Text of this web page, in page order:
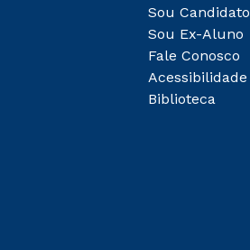
Sou Candidato
Sou Ex-Aluno
Fale Conosco
Acessibilidade
Biblioteca